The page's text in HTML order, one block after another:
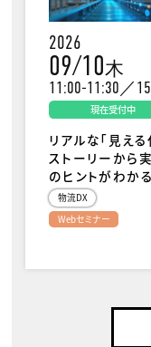
2026
09/10木
11:00-11:30／
現在受付中
リアルな「見える
ストーリーから
のヒントがわかる
物流DX
Webセミナー